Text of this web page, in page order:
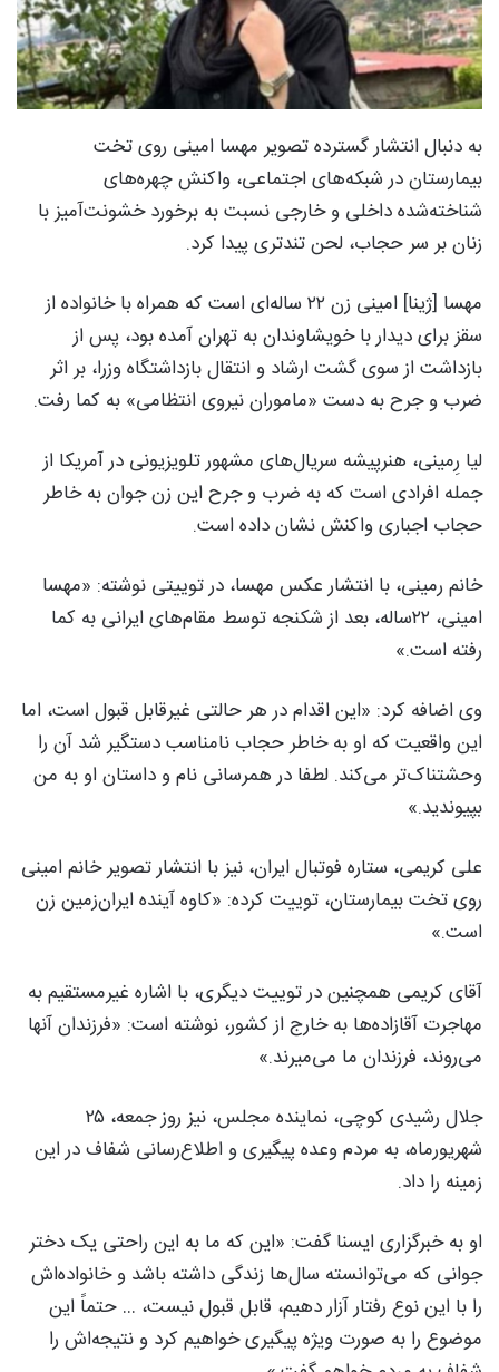
به‌ دنبال انتشار گسترده تصویر مهسا امینی روی تخت
بیمارستان در شبکه‌های اجتماعی، واکنش‌ چهره‌های
شناخته‌شده داخلی و خارجی نسبت به برخورد خشونت‌آمیز با
زنان بر سر حجاب، لحن تندتری پیدا کرد.
مهسا [ژینا] امینی زن ۲۲ ساله‌ای است که همراه با خانواده از
سقز برای دیدار با خویشاوندان به تهران آمده بود، پس از
بازداشت از سوی گشت ارشاد و انتقال بازداشتگاه وزرا، بر اثر
ضرب‌ و جرح به‌ دست «ماموران نیروی انتظامی» به کما رفت.
لیا رِمینی، هنرپیشه سریال‌های مشهور تلویزیونی در آمریکا از
جمله افرادی است که به ضرب و جرح این زن جوان به خاطر
حجاب اجباری واکنش نشان داده است.
خانم رمینی، با انتشار عکس مهسا، در توییتی نوشته: «مهسا
امینی، ۲۲ساله، بعد از شکنجه توسط مقام‌های ایرانی به کما
رفته است.»
وی اضافه کرد: «این اقدام در هر حالتی غیرقابل قبول است، اما
این واقعیت که او به خاطر حجاب نامناسب دستگیر شد آن را
وحشتناک‌تر می‌کند. لطفا در همرسانی نام و داستان او به من
بپیوندید.»
علی کریمی، ستاره فوتبال ایران، نیز با انتشار تصویر خانم امینی
روی تخت بیمارستان، توییت کرده: «کاوه‌ آینده ایران‌زمین زن
است.»
آقای کریمی همچنین در توییت دیگری، با اشاره غیرمستقیم به
مهاجرت آقازاده‌ها به خارج از کشور، نوشته است: «فرزندان آنها
می‌روند، فرزندان ما می‌میرند.»
جلال رشیدی کوچی، نماینده مجلس، نیز روز جمعه، ۲۵
شهریورماه، به مردم وعده پیگیری و اطلاع‌رسانی شفاف در این
زمینه را داد.
او به خبرگزاری ایسنا گفت: «این که ما به این راحتی یک دختر
جوانی که می‌توانسته سال‌ها زندگی داشته باشد و خانواده‌اش
را با این نوع رفتار آزار دهیم، قابل قبول نیست، … حتماً این
موضوع را به صورت ویژه پیگیری خواهیم کرد و نتیجه‌اش را